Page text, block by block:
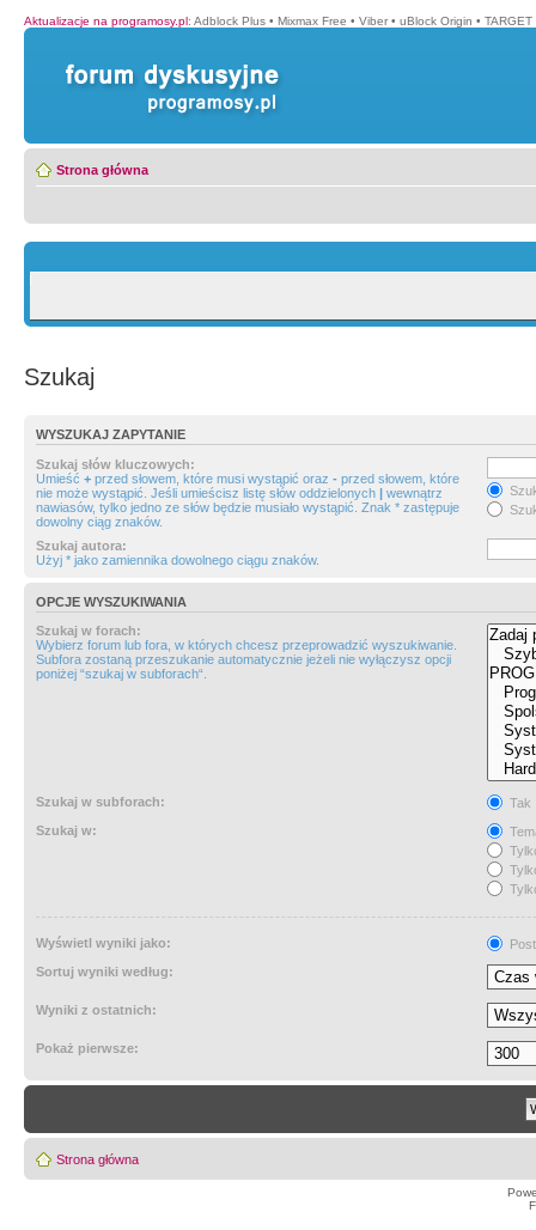
Aktualizacje na programosy.pl: Adblock Plus • Mixmax Free • Viber • uBlock Origin •
Strona główna
Szukaj
WYSZUKAJ ZAPYTANIE
Szukaj słów kluczowych:
Umieść + przed słowem, które musi wystąpić oraz - przed słowem, które
nie może wystąpić. Jeśli umieścisz listę słów oddzielonych | wewnątrz
nawiasów, tylko jedno ze słów będzie musiało wystąpić. Znak * zastępuje
dowolny ciąg znaków.
Szukaj autora:
Użyj * jako zamiennika dowolnego ciągu znaków.
OPCJE WYSZUKIWANIA
Szukaj w forach:
Wybierz forum lub fora, w których chcesz przeprowadzić wyszukiwanie.
Subfora zostaną przeszukanie automatycznie jeżeli nie wyłączysz opcji
poniżej “szukaj w subforach“.
Szukaj w subforach:
Tak
Szukaj w:
Wyświetl wyniki jako:
Sortuj wyniki według:
Wyniki z ostatnich:
Pokaż pierwsze:
Strona główna